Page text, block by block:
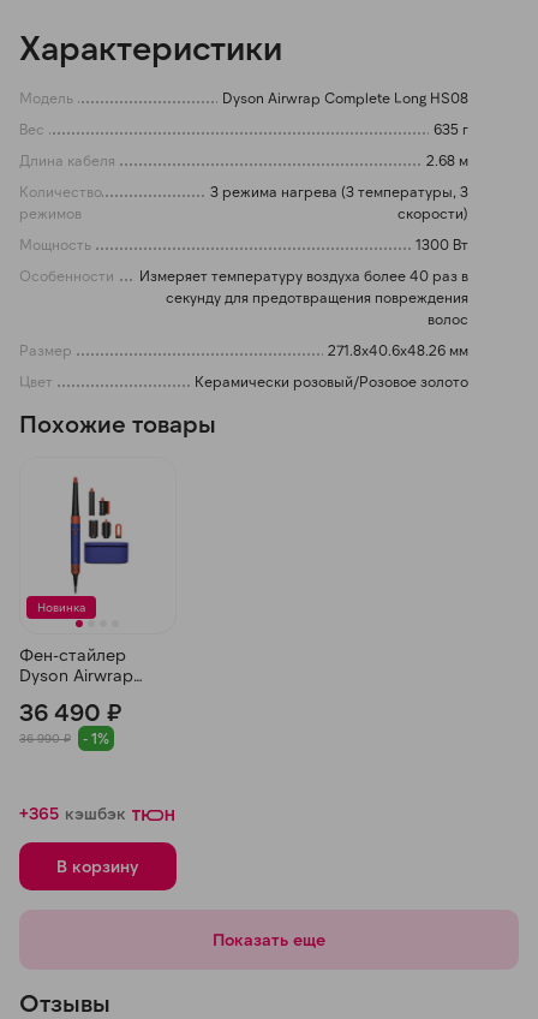
Характеристики
Модель
Dyson Airwrap Complete Long HS08
Вес
635 г
Длина кабеля
2.68 м
Количество
режимов
3 режима нагрева (3 температуры, 3
скорости)
Мощность
1300 Вт
Особенности
Измеряет температуру воздуха более 40 раз в
секунду для предотвращения повреждения
волос
Размер
271.8x40.6x48.26 мм
Цвет
Керамически розовый/Розовое золото
Похожие товары
Новинка
Фен-стайлер
Dyson Airwrap
HS08, Синий/
Топаз
36 490 ₽
36 990 ₽ - 1%
+365 кэшбэк
В корзину
Показать еще
Отзывы